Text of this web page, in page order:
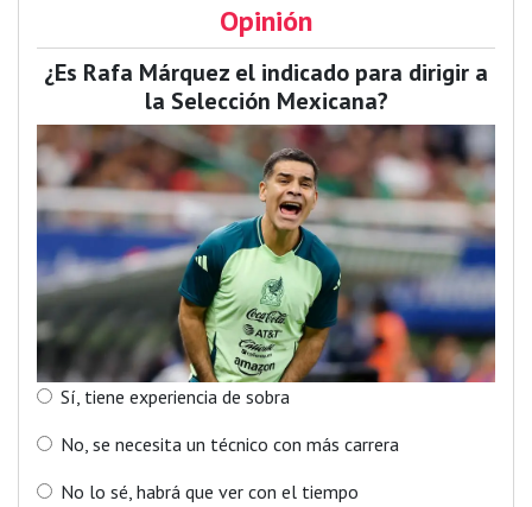
Opinión
¿Es Rafa Márquez el indicado para dirigir a
la Selección Mexicana?
Sí, tiene experiencia de sobra
No, se necesita un técnico con más carrera
No lo sé, habrá que ver con el tiempo